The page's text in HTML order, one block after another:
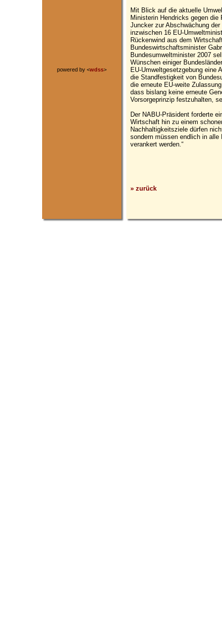
powered by <wdss>
Mit Blick auf die aktuelle
Ministerin Hendricks gegen
Juncker zur Abschwächung
inzwischen 16 EU-
Rückenwind aus dem
Bundeswirtschaftsminister
Bundesumweltminister 2007
Wünschen einiger
EU-Umweltgesetzgebung eine
die Standfestigkeit von
die erneute EU-weite
dass bislang keine erneute
Vorsorgeprinzip festzuhalten,
Der NABU-Präsident forderte
Wirtschaft hin zu einem
Nachhaltigkeitsziele dürfen
sondern müssen endlich in
verankert werden.“
» zurück